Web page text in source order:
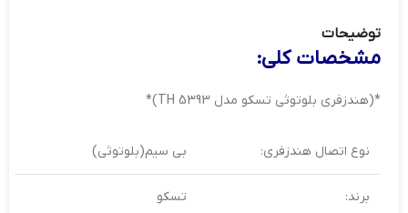
توضیحات
مشخصات کلی:
*(هندزفری بلوتوثی تسکو مدل TH 5393)*
نوع اتصال هندزفری: بی سیم(بلوتوثی)
برند: تسکو